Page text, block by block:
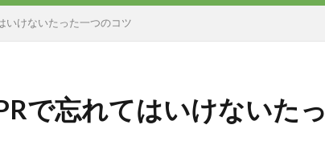
いけないたった一つのコツ
で忘れてはいけないたっ